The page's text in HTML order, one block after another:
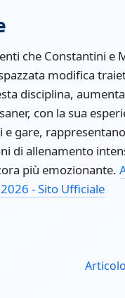
che Constantini e
modifica
disciplina,
con la sua
gare,
di allenamento
più emozionante.
- Sito Ufficiale